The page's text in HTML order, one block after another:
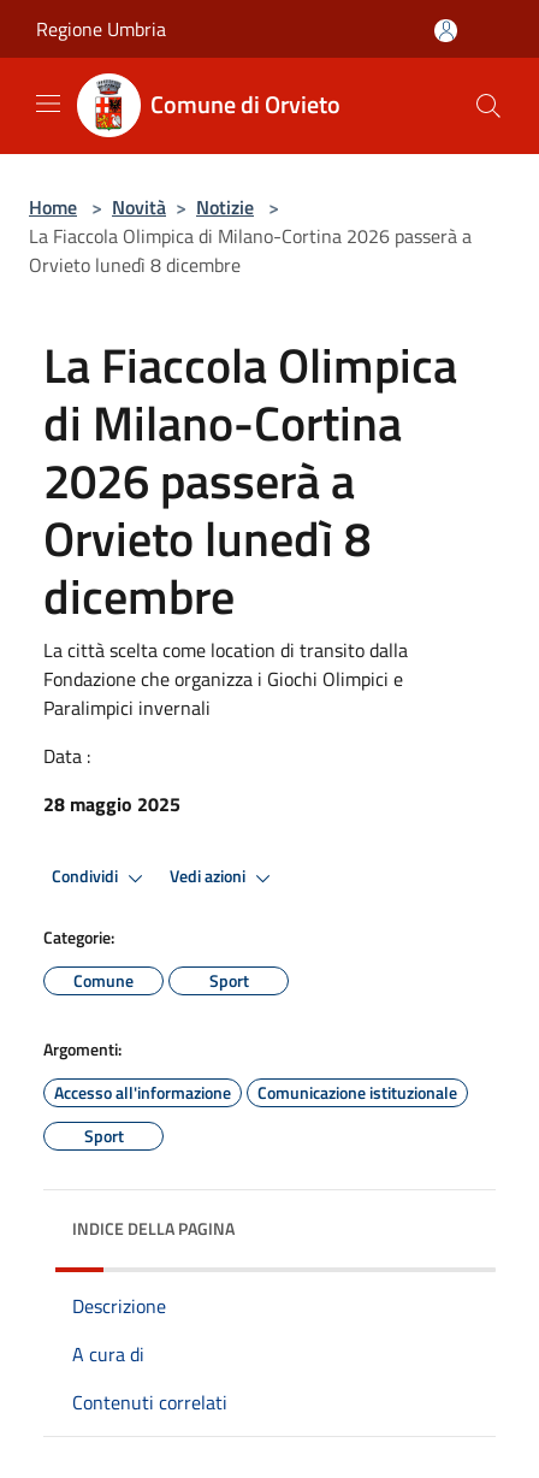
Regione Umbria
Comune di Orvieto
Home > Novità > Notizie >
La Fiaccola Olimpica di Milano-Cortina 2026 passerà a
Orvieto lunedì 8 dicembre
La Fiaccola Olimpica
di Milano-Cortina
2026 passerà a
Orvieto lunedì 8
dicembre
La città scelta come location di transito dalla
Fondazione che organizza i Giochi Olimpici e
Paralimpici invernali
Data :
28 maggio 2025
Condividi Vedi azioni
Categorie:
Comune
Sport
Argomenti:
Accesso all'informazione
Comunicazione istituzionale
Sport
INDICE DELLA PAGINA
Descrizione
A cura di
Contenuti correlati